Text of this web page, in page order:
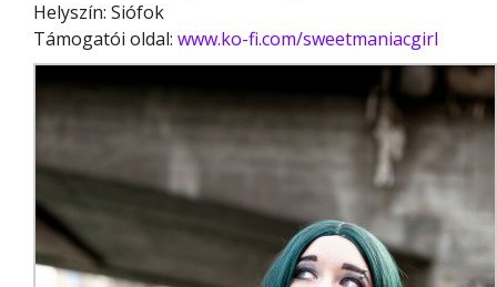
Helyszín: Siófok
Támogatói oldal: www.ko-fi.com/sweetmaniacgirl